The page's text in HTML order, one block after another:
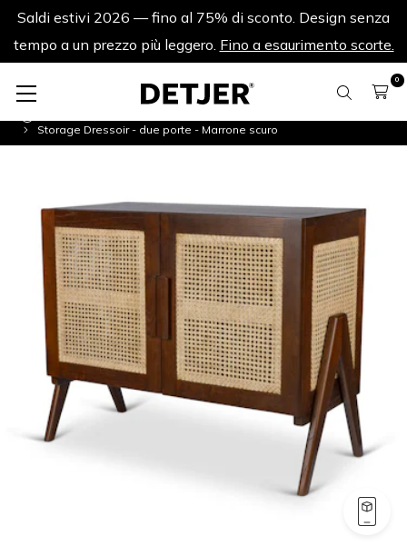
Saldi estivi 2026 — fino al 75% di sconto. Design senza
tempo a un prezzo più leggero. Fino a esaurimento scorte.
0
Storage Dressoir - due porte - Marrone scuro